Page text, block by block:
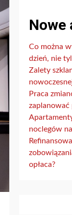
Nowe
Co można
dzień, nie
Zalety
Praca
zaplanować
noclegów
opłaca?